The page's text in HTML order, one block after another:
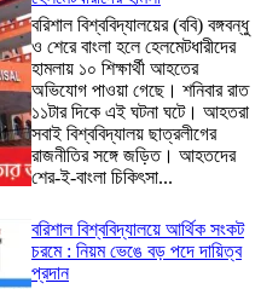
বরিশাল বিশ্ববিদ্যালয়ের (ববি) বঙ্গবন্ধু
ও শেরে বাংলা হলে হেলমেটধারীদের
হামলায় ১০ শিক্ষার্থী আহতের
অভিযোগ পাওয়া গেছে। শনিবার রাত
১১টার দিকে এই ঘটনা ঘটে। আহতরা
সবাই বিশ্ববিদ্যালয় ছাত্রলীগের
রাজনীতির সঙ্গে জড়িত। আহতদের
শের-ই-বাংলা চিকিৎসা...
বরিশাল বিশ্ববিদ্যালয়ে আর্থিক সংকট
চরমে : নিয়ম ভেঙে বড় পদে দায়িত্ব
প্রদান